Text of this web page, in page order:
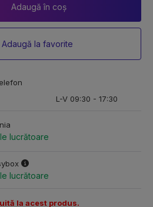
Adaugă în coș
Adaugă la favorite
L-V 09:30 - 17:30
lucrătoare
lucrătoare
la acest produs.